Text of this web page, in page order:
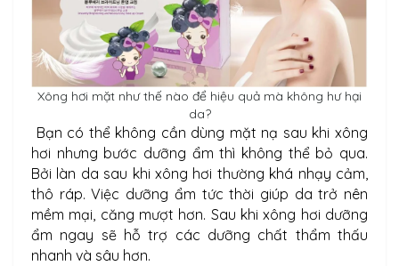
Xông hơi mặt như thế nào để hiệu quả mà không hư hại
da?
Bạn có thể không cần dùng mặt nạ sau khi xông
hơi nhưng bước dưỡng ẩm thì không thể bỏ qua.
Bởi làn da sau khi xông hơi thường khá nhạy cảm,
thô ráp. Việc dưỡng ẩm tức thời giúp da trở nên
mềm mại, căng mượt hơn. Sau khi xông hơi dưỡng
ẩm ngay sẽ hỗ trợ các dưỡng chất thẩm thấu
nhanh và sâu hơn.